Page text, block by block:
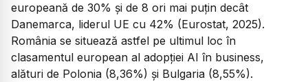
europeană de 30% și de 8 ori mai puțin decât
Danemarca, liderul UE cu 42% (Eurostat, 2025).
România se situează astfel pe ultimul loc în
clasamentul european al adopției AI în business,
alături de Polonia (8,36%) și Bulgaria (8,55%).